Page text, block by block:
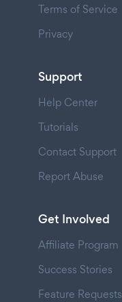
Terms of Service
Privacy
Support
Help Center
Tutorials
Contact Support
Report Abuse
Get Involved
Affiliate Program
Success Stories
Feature Requests